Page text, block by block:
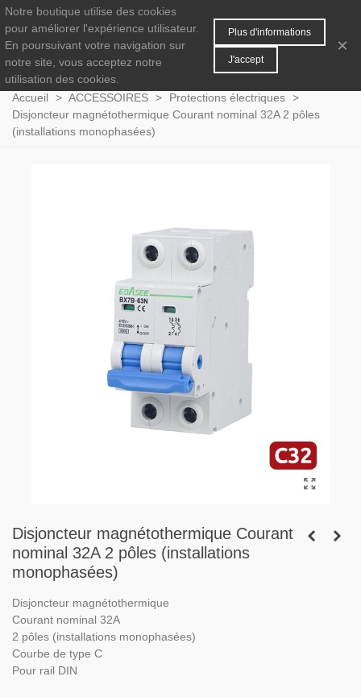
0 MENU
Accueil > ACCESSOIRES > Protections électriques >
Disjoncteur magnétothermique Courant nominal 32A 2 pôles
(installations monophasées)
Disjoncteur magnétothermique Courant
nominal 32A 2 pôles (installations
monophasées)
Disjoncteur magnétothermique
Courant nominal 32A
2 pôles (installations monophasées)
Courbe de type C
Pour rail DIN
Notre boutique utilise des cookies
pour améliorer l'expérience utilisateur.
En poursuivant votre navigation sur
notre site, vous acceptez notre
utilisation des cookies.
Plus d'informations
J'accept
×